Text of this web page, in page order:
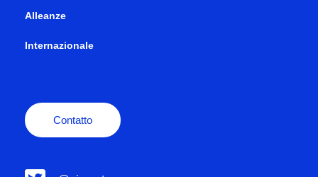
Alleanze
Internazionale
Contatto